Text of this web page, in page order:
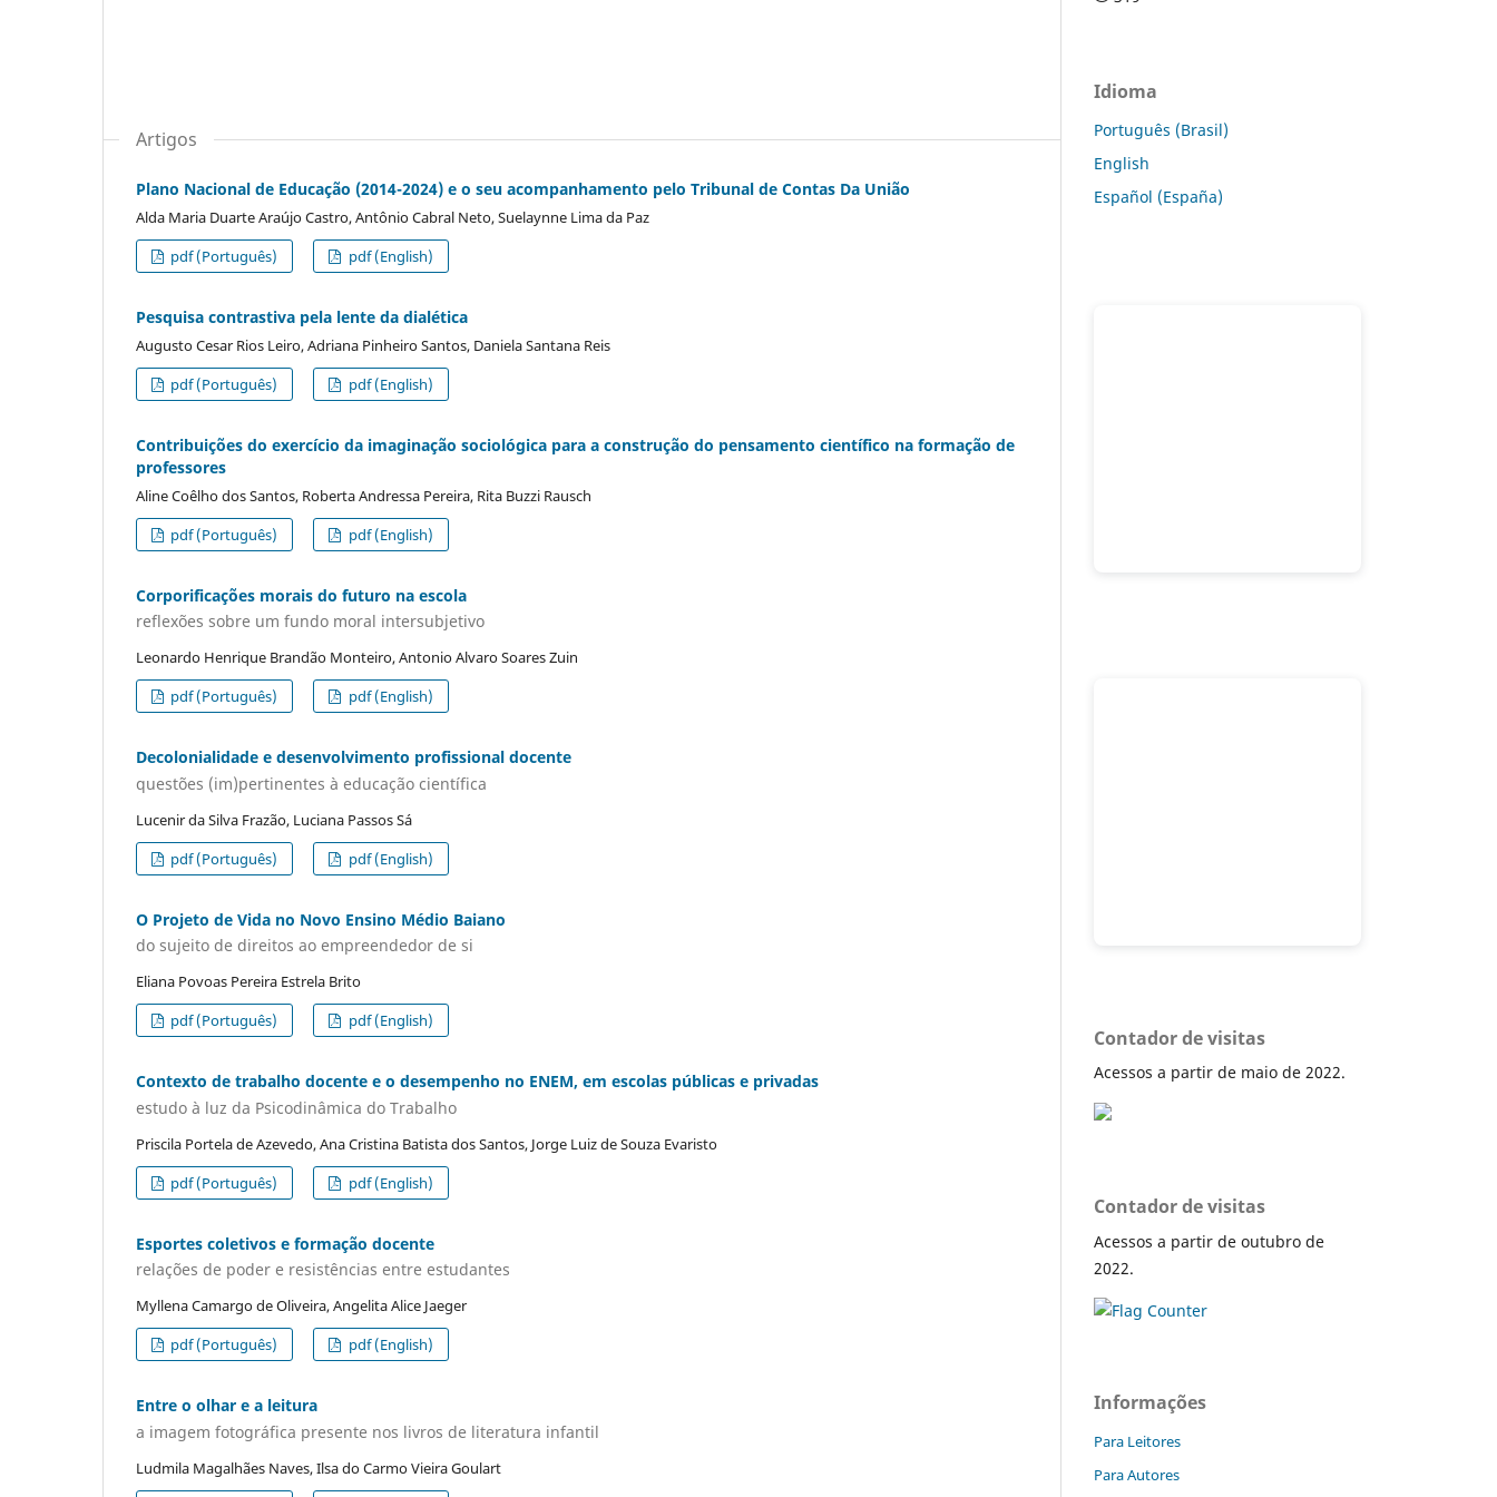
Artigos
Plano Nacional de Educação (2014-2024) e o seu acompanhamento pelo Tribunal de Contas Da União
Alda Maria Duarte Araújo Castro, Antônio Cabral Neto, Suelaynne Lima da Paz
pdf (Português)
pdf (English)
Pesquisa contrastiva pela lente da dialética
Augusto Cesar Rios Leiro, Adriana Pinheiro Santos, Daniela Santana Reis
pdf (Português)
pdf (English)
Contribuições do exercício da imaginação sociológica para a construção do pensamento científico na formação de
professores
Aline Coêlho dos Santos, Roberta Andressa Pereira, Rita Buzzi Rausch
pdf (Português)
pdf (English)
Corporificações morais do futuro na escola
reflexões sobre um fundo moral intersubjetivo
Leonardo Henrique Brandão Monteiro, Antonio Alvaro Soares Zuin
pdf (Português)
pdf (English)
Decolonialidade e desenvolvimento profissional docente
questões (im)pertinentes à educação científica
Lucenir da Silva Frazão, Luciana Passos Sá
pdf (Português)
pdf (English)
O Projeto de Vida no Novo Ensino Médio Baiano
do sujeito de direitos ao empreendedor de si
Eliana Povoas Pereira Estrela Brito
pdf (Português)
pdf (English)
Contexto de trabalho docente e o desempenho no ENEM, em escolas públicas e privadas
estudo à luz da Psicodinâmica do Trabalho
Priscila Portela de Azevedo, Ana Cristina Batista dos Santos, Jorge Luiz de Souza Evaristo
pdf (Português)
pdf (English)
Esportes coletivos e formação docente
relações de poder e resistências entre estudantes
Myllena Camargo de Oliveira, Angelita Alice Jaeger
pdf (Português)
pdf (English)
Entre o olhar e a leitura
a imagem fotográfica presente nos livros de literatura infantil
Ludmila Magalhães Naves, Ilsa do Carmo Vieira Goulart
Idioma
Português (Brasil)
English
Español (España)
Contador de visitas
Acessos a partir de maio de 2022.
Contador de visitas
Acessos a partir de outubro de
2022.
Informações
Para Leitores
Para Autores